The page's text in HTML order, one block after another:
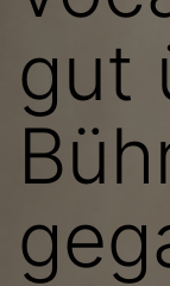
gut